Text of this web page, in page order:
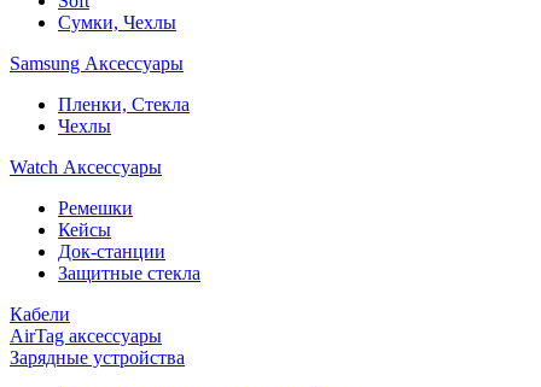
Сумки, Чехлы
Samsung Аксессуары
Пленки, Стекла
Чехлы
Watch Аксессуары
Ремешки
Кейсы
Док-станции
Защитные стекла
Кабели
AirTag аксессуары
Зарядные устройства